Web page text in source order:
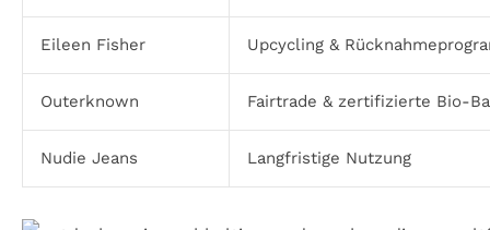
Eileen Fisher Upcycling &
Outerknown Fairtrade & zertifizierte Bio-
Nudie Jeans Langfristige Nutzung